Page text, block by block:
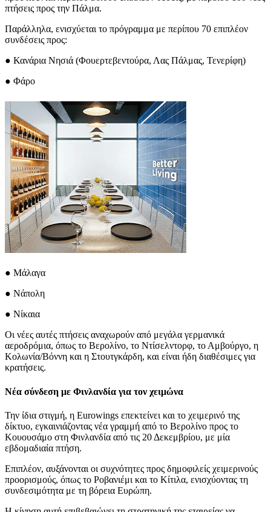
πτήσεις προς την Πάλμα.
Παράλληλα, ενισχύεται το πρόγραμμα με περίπου 70 επιπλέον
συνδέσεις προς:
● Κανάρια Νησιά (Φουερτεβεντούρα, Λας Πάλμας, Τενερίφη)
● Φάρο
● Μάλαγα
● Νάπολη
● Νίκαια
Οι νέες αυτές πτήσεις αναχωρούν από μεγάλα γερμανικά
αεροδρόμια, όπως το Βερολίνο, το Ντίσελντορφ, το Αμβούργο, η
Κολωνία/Βόννη και η Στουτγκάρδη, και είναι ήδη διαθέσιμες για
κρατήσεις.
Νέα σύνδεση με Φινλανδία για τον χειμώνα
Την ίδια στιγμή, η Eurowings επεκτείνει και το χειμερινό της
δίκτυο, εγκαινιάζοντας νέα γραμμή από το Βερολίνο προς το
Κουουσάμο στη Φινλανδία από τις 20 Δεκεμβρίου, με μία
εβδομαδιαία πτήση.
Επιπλέον, αυξάνονται οι συχνότητες προς δημοφιλείς χειμερινούς
προορισμούς, όπως το Ροβανιέμι και το Κίτιλα, ενισχύοντας τη
συνδεσιμότητα με τη βόρεια Ευρώπη.